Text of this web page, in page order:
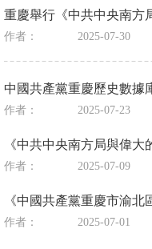
重慶舉行《中共中央南方
作者： 2025-07-30
中國共產黨重慶歷史數據
作者： 2025-07-23
《中共中央南方局與偉
作者： 2025-07-09
《中國共產黨重慶市渝
作者： 2025-07-01